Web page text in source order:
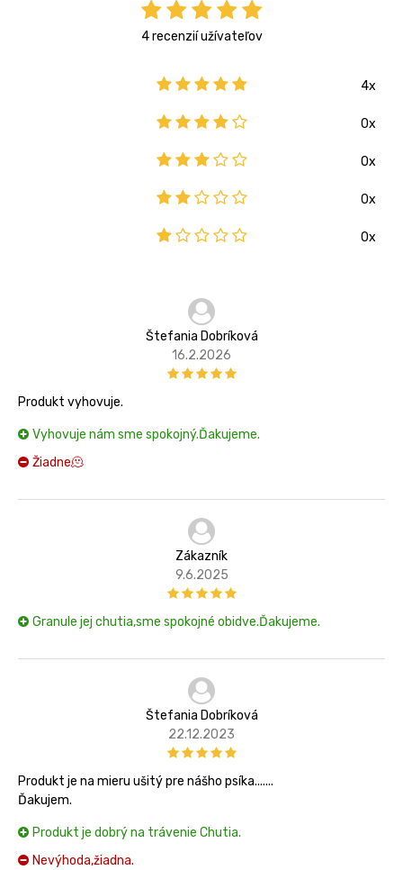
4 recenzií užívateľov
4x
0x
0x
0x
0x
Štefania Dobríková
16.2.2026
Produkt vyhovuje.
Vyhovuje nám sme spokojný.Ďakujeme.
Žiadne🫠
Zákazník
9.6.2025
Granule jej chutia,sme spokojné obidve.Ďakujeme.
Štefania Dobríková
22.12.2023
Produkt je na mieru ušitý pre nášho psíka.......
Ďakujem.
Produkt je dobrý na trávenie Chutia.
Nevýhoda,žiadna.